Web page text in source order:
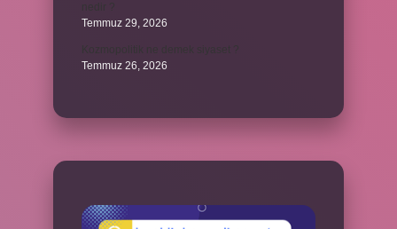
Temmuz 29, 2026
Temmuz 26, 2026